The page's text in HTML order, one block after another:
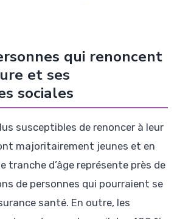
qui renoncent
et ses
sociales
susceptibles de renoncer à leur
majoritairement jeunes et en
tranche d’âge représente près de
de personnes qui pourraient se
santé. En outre, les